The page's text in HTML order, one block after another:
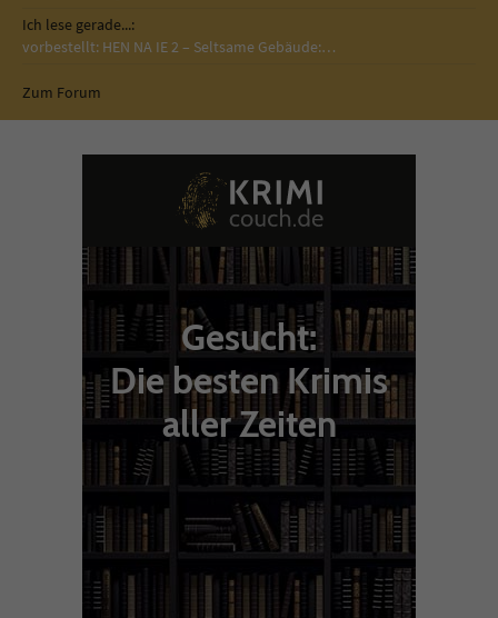
Ich lese gerade...:
vorbestellt: HEN NA IE 2 – Seltsame Gebäude:…
Zum Forum
Gesucht:
Die besten Krimis
aller Zeiten